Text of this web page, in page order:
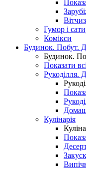
Гумор і
Комікси
Будинок. Побут.
Будинок.
Показати всі
Рукоділля.
Кулінарія